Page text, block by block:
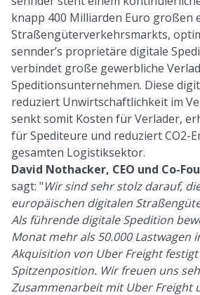
knapp 400 Milliarden Euro großen
Straßengüterverkehrsmarkts,
sennder’s proprietäre digitale
verbindet große gewerbliche
Speditionsunternehmen. Diese
reduziert Unwirtschaftlichkeit im
senkt somit Kosten für Verlader,
für Spediteure und reduziert CO2-
gesamten Logistiksektor.
David Nothacker, CEO und Co-
sagt: "Wir sind sehr stolz darauf,
europäischen digitalen
Als führende digitale Spedition
Monat mehr als 50.000 Lastwagen
Akquisition von Uber Freight
Spitzenposition. Wir freuen uns
Zusammenarbeit mit Uber Freight